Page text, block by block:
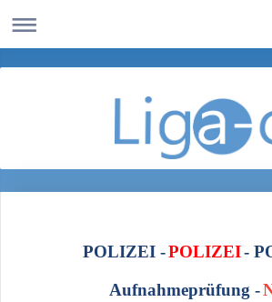
POLIZEI -POLIZEI-
Aufnahmeprüfung -